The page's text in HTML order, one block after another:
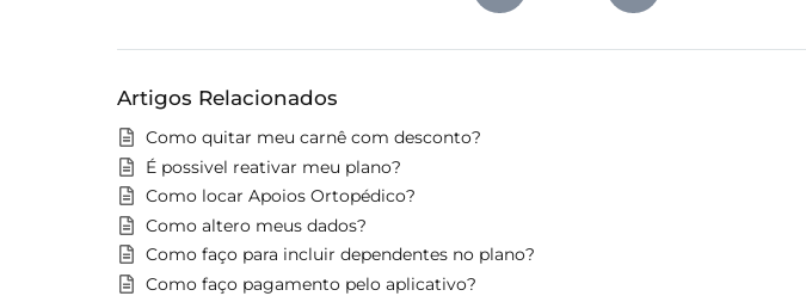
Artigos Relacionados
Como quitar meu carnê com desconto?
É possivel reativar meu plano?
Como locar Apoios Ortopédico?
Como altero meus dados?
Como faço para incluir dependentes no plano?
Como faço pagamento pelo aplicativo?